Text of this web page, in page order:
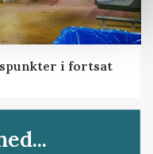
i fortsat